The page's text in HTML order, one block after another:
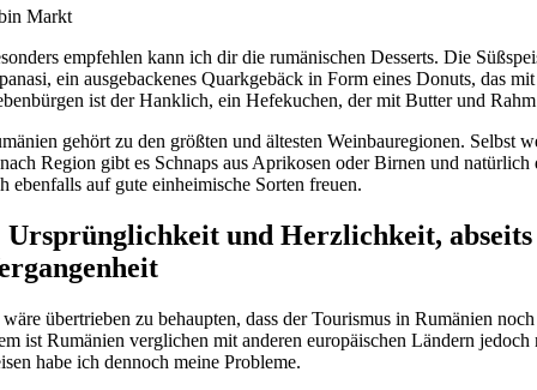
Markt
empfehlen kann ich dir die rumänischen Desserts. Die
ein ausgebackenes Quarkgebäck in Form eines Donuts, das
ist der Hanklich, ein Hefekuchen, der mit Butter und
gehört zu den größten und ältesten Weinbauregionen.
Region gibt es Schnaps aus Aprikosen oder Birnen und
ebenfalls auf gute einheimische Sorten freuen.
Ursprünglichkeit und Herzlichkeit,
wäre übertrieben zu behaupten, dass der Tourismus in Rumänien
ist Rumänien verglichen mit anderen europäischen Ländern
habe ich dennoch meine Probleme.